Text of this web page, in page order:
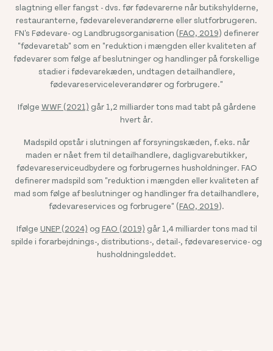
slagtning eller fangst - dvs. før fødevarerne når butikshylderne,
restauranterne, fødevareleverandørerne eller slutforbrugeren.
FN's Fødevare- og Landbrugsorganisation (FAO, 2019) definerer
"fødevaretab" som en "reduktion i mængden eller kvaliteten af
fødevarer som følge af beslutninger og handlinger på forskellige
stadier i fødevarekæden, undtagen detailhandlere,
fødevareserviceleverandører og forbrugere."
Ifølge WWF (2021) går 1,2 milliarder tons mad tabt på gårdene
hvert år.
Madspild opstår i slutningen af forsyningskæden, f.eks. når
maden er nået frem til detailhandlere, dagligvarebutikker,
fødevareserviceudbydere og forbrugernes husholdninger. FAO
definerer madspild som "reduktion i mængden eller kvaliteten af
mad som følge af beslutninger og handlinger fra detailhandlere,
fødevareservices og forbrugere" (FAO, 2019).
Ifølge UNEP (2024) og FAO (2019) går 1,4 milliarder tons mad til
spilde i forarbejdnings-, distributions-, detail-, fødevareservice- og
husholdningsleddet.